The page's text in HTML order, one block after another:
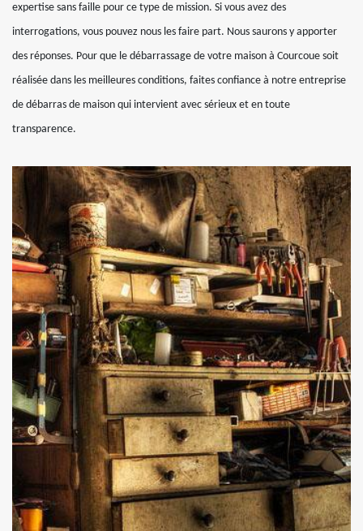
expertise sans faille pour ce type de mission. Si vous avez des
interrogations, vous pouvez nous les faire part. Nous saurons y apporter
des réponses. Pour que le débarrassage de votre maison à Courcoue soit
réalisée dans les meilleures conditions, faites confiance à notre entreprise
de débarras de maison qui intervient avec sérieux et en toute
transparence.